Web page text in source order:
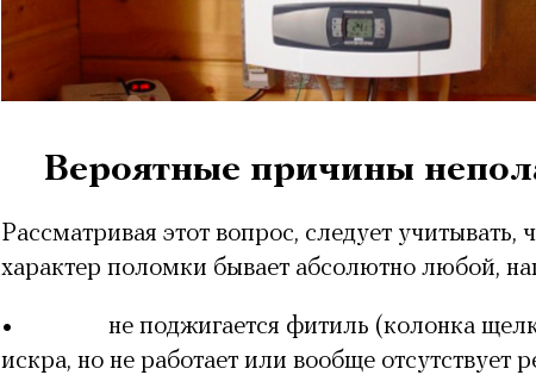
Вероятные причины
Рассматривая этот вопрос, следует учитывать,
характер поломки бывает абсолютно любой,
• не поджигается фитиль (колонка
искра, но не работает или вообще отсутствует